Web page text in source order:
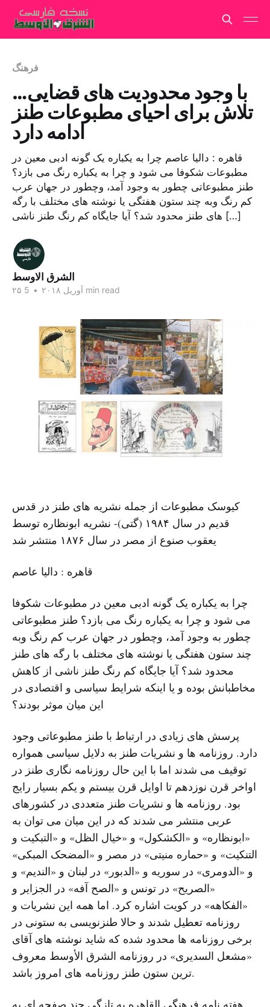
فرهنگ
با وجود محدودیت های قضایی…
تلاش برای احیای مطبوعات طنز
ادامه دارد
قاهره : دالیا عاصم چرا به یکباره یک گونه ادبی معین در
مطبوعات شکوفا می شود و چرا به یکباره رنگ می بازد؟
طنز مطبوعاتی چطور به وجود آمد، وچطور در جهان عرب
کم رنگ وبه چند ستون هفتگی یا نوشته های مختلف با رگه
های طنز محدود شد؟ آیا جایگاه کم رنگ طنز ناشی […]
الشرق الاوسط
۲۵ آوریل ۲۰۱۸ • 5 min read
کیوسک مطبوعات از جمله نشریه های طنز در قدس
قدیم در سال ۱۹۸۴ (گتی)- نشریه ابونظاره توسط
یعقوب صنوع از مصر در سال ۱۸۷۶ منتشر شد
قاهره : دالیا عاصم
چرا به یکباره یک گونه ادبی معین در مطبوعات شکوفا
می شود و چرا به یکباره رنگ می بازد؟ طنز مطبوعاتی
چطور به وجود آمد، وچطور در جهان عرب کم رنگ وبه
چند ستون هفتگی یا نوشته های مختلف با رگه های طنز
محدود شد؟ آیا جایگاه کم رنگ طنز ناشی از کاهش
مخاطبانش بوده و یا اینکه شرایط سیاسی و اقتصادی در
این میان موثر بودند؟
پرسش های زیادی در ارتباط با طنز مطبوعاتی وجود
دارد. روزنامه ها و نشریات طنز به دلایل سیاسی همواره
توقیف می شدند اما با این حال روزنامه نگاری طنز در
اواخر قرن نوزدهم تا اوایل قرن بیستم و یکم بسیار رایج
بود. روزنامه ها و نشریات طنز متعددی در کشورهای
عربی منتشر می شدند که در این میان می توان به
«ابونظاره» و «الکشکول» و «خیال الظل» و «التبکیت و
التنکیت» و «حماره منیتی» در مصر و «المضحک المبکی»
و «الدومری» در سوریه و «الدبور» در لبنان و «الندیم» و
«الصریح» در تونس و «الصح آفه» در الجزایر و
«الفکاهه» در کویت اشاره کرد. اما همه این نشریات و
روزنامه تعطیل شدند و حالا طنزنویسی به ستونی در
برخی روزنامه ها محدود شده که شاید نوشته های آقای
«مشعل السدیری» در روزنامه الشرق الأوسط معروف
ترین ستون طنز روزنامه های امروز باشد.
هفته نامه فرهنگی القاهره به تازگی چند صفحه ای به